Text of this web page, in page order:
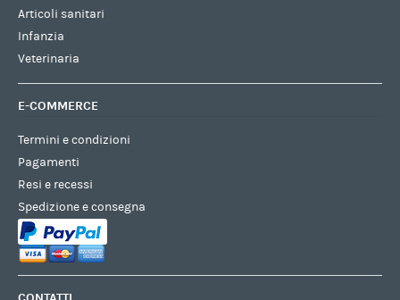
Articoli sanitari
Infanzia
Veterinaria
E-COMMERCE
Termini e condizioni
Pagamenti
Resi e recessi
Spedizione e consegna